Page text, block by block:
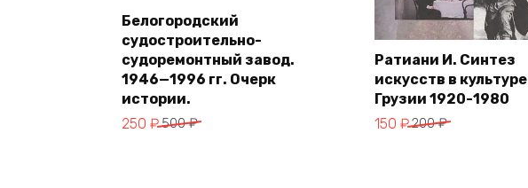
В корзину
Белогородский
судостроительно-
судоремонтный завод.
1946—1996 гг. Очерк
истории.
500₽
Первоначальная
250 ₽
Текущая
В корзину
Ратиани И. Синтез
искусств в культуре
Грузии 1920-1980
200₽
Первоначальная
150 ₽
Текущая